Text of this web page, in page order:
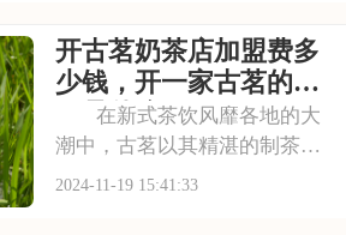
德基的加盟费及加盟条件是迈
出的步。接下来，我们将为您
揭秘肯德基加盟的详
开古茗奶茶店加盟费多
少钱，开一家古茗的流
程是什么
在新式茶饮风靡各地的大
潮中，古茗以其精湛的制茶技
艺与创新的营销理念，成功吸
2024-11-19 15:41:33